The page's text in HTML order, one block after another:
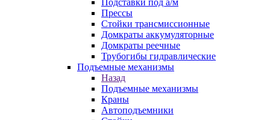
Подставки под а/м
Прессы
Стойки трансмиссионные
Домкраты аккумуляторные
Домкраты реечные
Трубогибы гидравлические
Подъемные механизмы
Назад
Подъемные механизмы
Краны
Автоподъемники